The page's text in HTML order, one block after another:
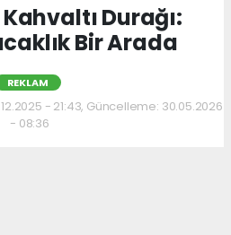
Durağı:
Bir Arada
REKLAM
- 21:43, Güncelleme: 30.05.2026
- 08:36